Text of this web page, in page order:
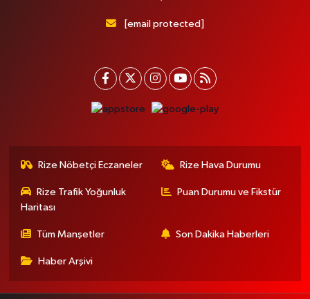
[email protected]
Rize Nöbetçi Eczaneler Rize Hava Durumu
Rize Trafik Yoğunluk
Haritası
Puan Durumu ve Fikstür
Tüm Manşetler Son Dakika Haberleri
Haber Arşivi